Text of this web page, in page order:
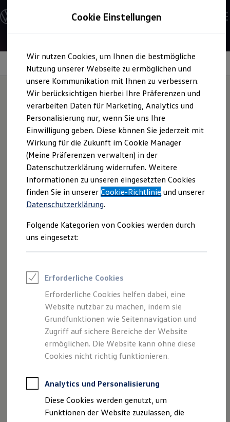
Hauptinhalt
springen
Footer
springen
Modelle & Konfigurator
Nutzfahrzeugkategorien entdecken
Modelle konfigurieren
Vorgängermodelle und Oldtimer
Vorgängermodelle
Oldtimer
Bulli Historie
Branchenlösungen & Gewerbekunden
Umbaulösungen und Hersteller finden
Auf- und Umbauten entdecken & konfigurieren
Groß- und Sonderkunden
Großkunden
Kommunen & Behörden
Journalisten
Sportvereine
Branchenlösungen
Bau & Handwerk
Gewerbliche Personenbeförderung
Service & mobile Werkstätten
Kurier, Logistik & Handel
Kühlfahrzeuge
Feuerwehr
ONE Business ID Vorteile
Fahrzeuge online kaufen
Digitaler Marktplatz
Kauf & Finanzierung
Online-Fahrzeugbewertung
Aktionen & Angebote
E-Auto-Förderung
Für Privatkunden
Für Gewerbekunden
Profi Paket
ProfiPartner für Gebrauchtwagen
Finanzierung
Für Privatkunden
Für Gewerbekunden
Leasingangebot
Leasingrate für den
ID. BuzzCargoPure
Ihre Beispielkalkulation für das
Leasingangebot
1 des ID. Buzz CargoPure 140 kW 58 kWh
1-Gang-Automatik.
(netto)
Sonderzahlung 2.438,70 €
48 Monate
Jährliche
10.000 km
359,00 €
Cookie Einstellungen
Wir nutzen Cookies, um Ihnen die bestmögliche
Nutzung unserer Webseite zu ermöglichen und
unsere Kommunikation mit Ihnen zu verbessern.
Wir berücksichtigen hierbei Ihre Präferenzen und
verarbeiten Daten für Marketing, Analytics und
Personalisierung nur, wenn Sie uns Ihre
Einwilligung geben. Diese können Sie jederzeit mit
Wirkung für die Zukunft im Cookie Manager
(Meine Präferenzen verwalten) in der
Datenschutzerklärung widerrufen. Weitere
Informationen zu unseren eingesetzten Cookies
finden Sie in unsererCookie-Richtlinie und unserer
Datenschutzerklärung.
Folgende Kategorien von Cookies werden durch
uns eingesetzt:
Erforderliche Cookies
Erforderliche Cookies helfen dabei, eine
Website nutzbar zu machen, indem sie
Grundfunktionen wie Seitennavigation und
Zugriff auf sichere Bereiche der Website
ermöglichen. Die Website kann ohne diese
Cookies nicht richtig funktionieren.
Analytics und Personalisierung
Diese Cookies werden genutzt, um
Funktionen der Website zuzulassen, die